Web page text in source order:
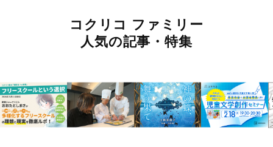
コクリコ ファミリー
人気の記事・特集